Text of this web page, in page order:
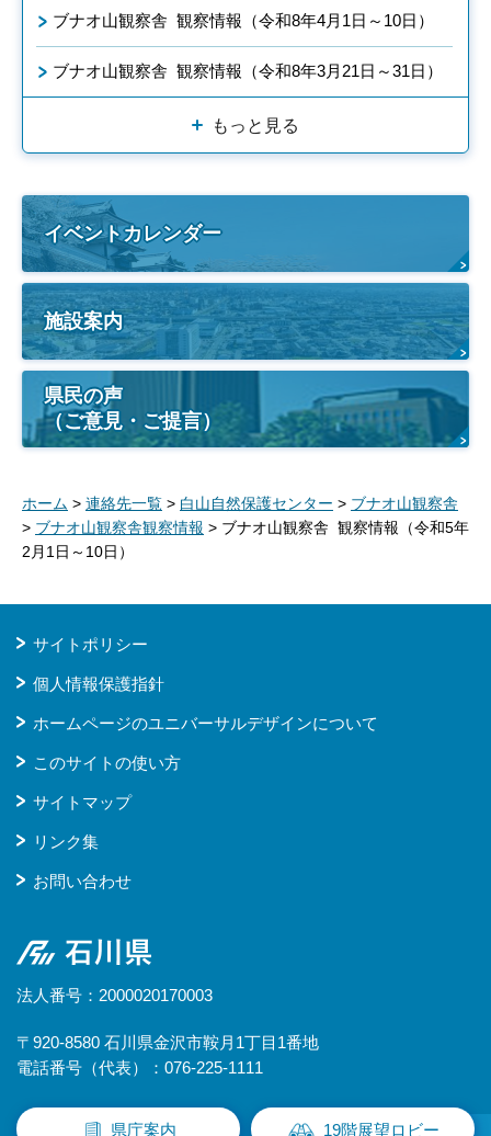
ブナオ山観察舎 観察情報（令和8年4月1日～10日）
ブナオ山観察舎 観察情報（令和8年3月21日～31日）
もっと見る
イベントカレンダー
施設案内
県民の声
（ご意見・ご提言）
ホーム > 連絡先一覧 > 白山自然保護センター > ブナオ山観察舎
> ブナオ山観察舎観察情報 > ブナオ山観察舎 観察情報（令和5年
2月1日～10日）
サイトポリシー
個人情報保護指針
ホームページのユニバーサルデザインについて
このサイトの使い方
サイトマップ
リンク集
お問い合わせ
石川県
法人番号：2000020170003
〒920-8580 石川県金沢市鞍月1丁目1番地
電話番号（代表）：076-225-1111
県庁案内 19階展望ロビー